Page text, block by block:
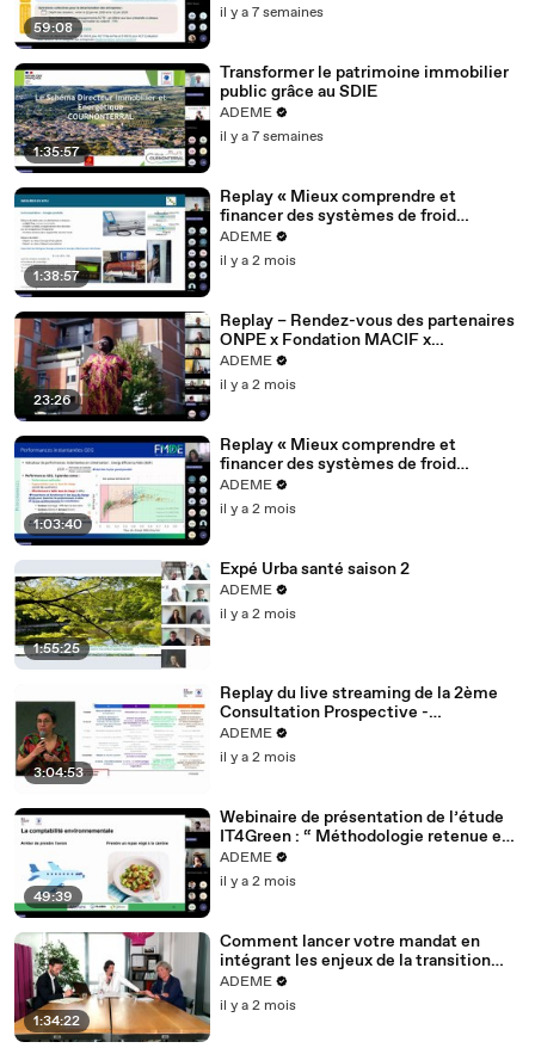
59:08
il y a 7 semaines
1:35:57
Transformer le patrimoine immobilier
public grâce au SDIE
ADEME
il y a 7 semaines
1:38:57
Replay « Mieux comprendre et
financer des systèmes de froid
performants ». Webinaire n°2 :
Analyser la performance de son projet
ADEME
il y a 2 mois
23:26
Replay – Rendez-vous des partenaires
ONPE x Fondation MACIF x
VoinsinMalin – 05 juin 2026
ADEME
il y a 2 mois
1:03:40
Replay « Mieux comprendre et
financer des systèmes de froid
performants ». Webinaire n°1 : Enjeux
et les opportunités
ADEME
il y a 2 mois
1:55:25
Expé Urba santé saison 2
ADEME
il y a 2 mois
3:04:53
Replay du live streaming de la 2ème
Consultation Prospective -
Transition(s) 2050 du 7 mai 2026 à
Paris La Défense
ADEME
il y a 2 mois
49:39
Webinaire de présentation de l’étude
IT4Green : “ Méthodologie retenue et
bonnes pratiques à retenir”
ADEME
il y a 2 mois
1:34:22
Comment lancer votre mandat en
intégrant les enjeux de la transition
écologique
ADEME
il y a 2 mois